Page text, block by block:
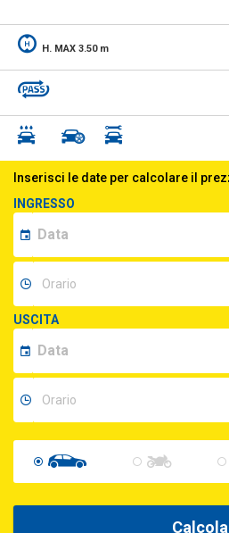
H. MAX 3.50 m
Inserisci le date per calcolare il
INGRESSO
USCITA
Calcola